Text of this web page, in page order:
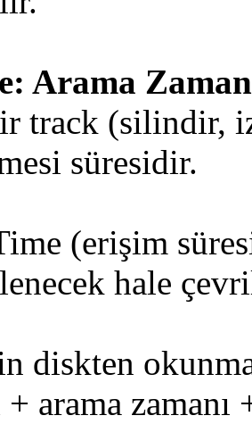
Arama
track (silindir,
süresidir.
(erişim
hale
diskten
arama